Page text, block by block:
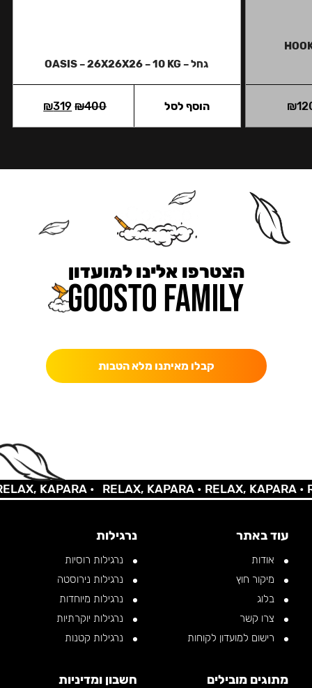
₪
גחל – OASIS – 26X26X26 – 10 KG
₪400
₪319 הוסף לסל
הצטרפו אלינו למועדון
קבלו מאיתנו מלא הטבות
KAPARA • RELAX, KAPARA •RELAX, KAPARA •
עוד באתר
אודות
מיקור חוץ
בלוג
צרו קשר
רישום למועדון לקוחות
נרגילות
נרגילות רוסיות
נרגילות נירוסטה
נרגילות מיוחדות
נרגילות יוקרתיות
נרגילות קטנות
מתוגים מובילים חשבון ומדיניות